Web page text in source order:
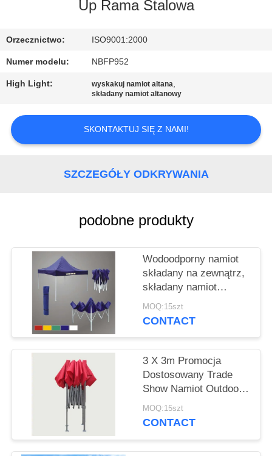
KONTROLA
SKONTAKTUJ
SIĘ
NAMI
Up Rama Stalowa
Orzecznictwo: ISO9001:2000
Numer modelu: NBFP952
High Light: wyskakuj namiot altana,
składany namiot altanowy
SKONTAKTUJ SIĘ Z NAMI!
SZCZEGÓŁY ODKRYWANIA
podobne produkty
Wodoodporny namiot
składany na zewnątrz,
składany namiot
ogrodowy z otwartym
dachem
MOQ:15szt
CONTACT
3 X 3m Promocja
Dostosowany Trade
Show Namiot Outdoor
Baldachim, Aluminiowy
Namiot Składany
MOQ:15szt
CONTACT